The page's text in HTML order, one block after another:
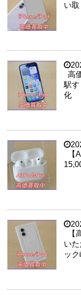
い取
高
駅
化
【
【
い
ッ